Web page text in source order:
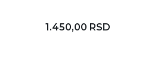
1.450,00 RSD